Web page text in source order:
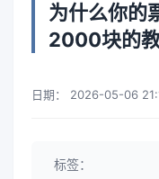
为什么你的
2000块的
日期： 2026-05-06
标签：